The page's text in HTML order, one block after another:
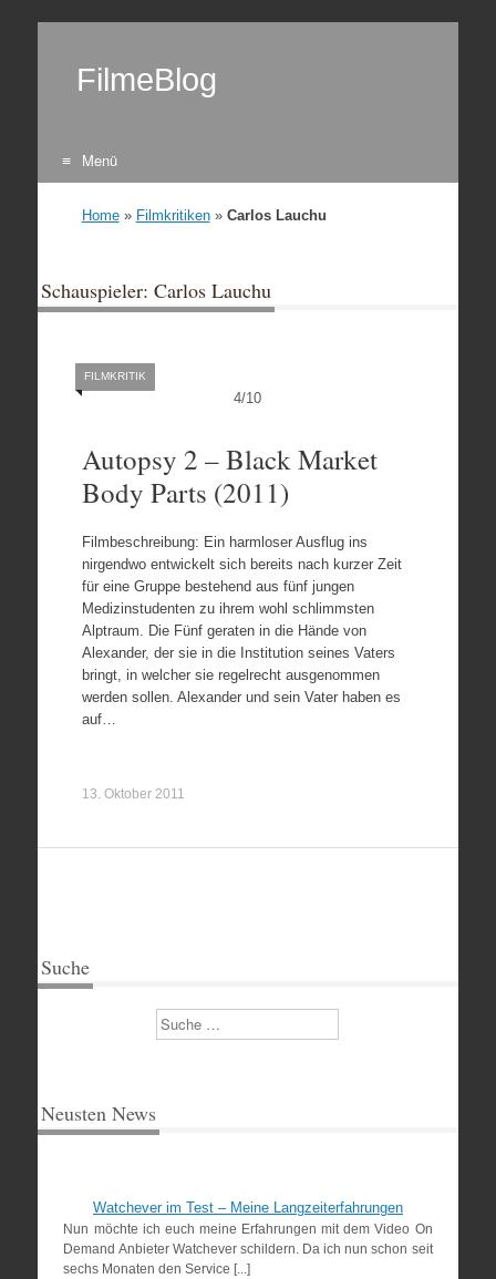
FilmeBlog
Menü
Home» Filmkritiken» Carlos Lauchu
Schauspieler: Carlos Lauchu
4/10
FILMKRITIK
Autopsy 2 – Black Market
Body Parts (2011)
Filmbeschreibung: Ein harmloser Ausflug ins
nirgendwo entwickelt sich bereits nach kurzer Zeit
für eine Gruppe bestehend aus fünf jungen
Medizinstudenten zu ihrem wohl schlimmsten
Alptraum. Die Fünf geraten in die Hände von
Alexander, der sie in die Institution seines Vaters
bringt, in welcher sie regelrecht ausgenommen
werden sollen. Alexander und sein Vater haben es
auf…
13. Oktober 2011
Suche
Suchen
Neusten News
Watchever im Test – Meine Langzeiterfahrungen
Nun möchte ich euch meine Erfahrungen mit dem Video On
Demand Anbieter Watchever schildern. Da ich nun schon seit
sechs Monaten den Service [...]